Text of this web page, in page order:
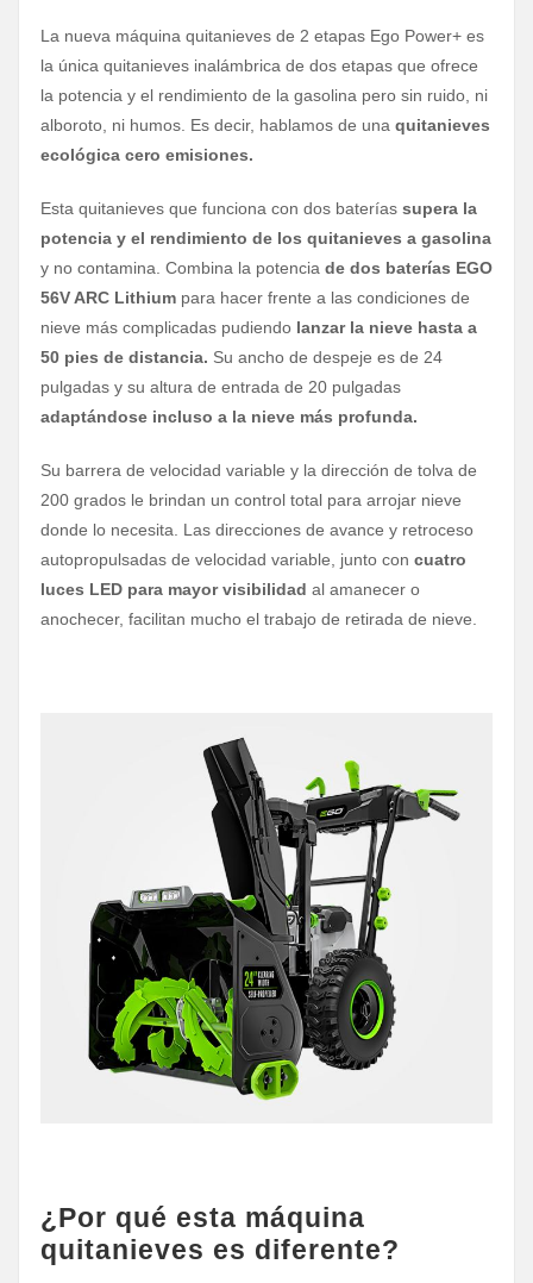
La nueva máquina quitanieves de 2 etapas Ego Power+ es
la única quitanieves inalámbrica de dos etapas que ofrece
la potencia y el rendimiento de la gasolina pero sin ruido, ni
alboroto, ni humos. Es decir, hablamos de una quitanieves
ecológica cero emisiones.
Esta quitanieves que funciona con dos baterías supera la
potencia y el rendimiento de los quitanieves a gasolina
y no contamina. Combina la potencia de dos baterías EGO
56V ARC Lithiumpara hacer frente a las condiciones de
nieve más complicadas pudiendo lanzar la nieve hasta a
50 pies de distancia. Su ancho de despeje es de 24
pulgadas y su altura de entrada de 20 pulgadas
adaptándose incluso a la nieve más profunda.
Su barrera de velocidad variable y la dirección de tolva de
200 grados le brindan un control total para arrojar nieve
donde lo necesita. Las direcciones de avance y retroceso
autopropulsadas de velocidad variable, junto con cuatro
luces LED para mayor visibilidad al amanecer o
anochecer, facilitan mucho el trabajo de retirada de nieve.
¿Por qué esta máquina
quitanieves es diferente?